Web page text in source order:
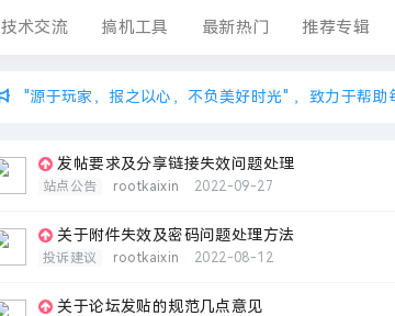
技术交流 搞机工具 最新热门 推荐专辑
"源于玩家，报之以心，不负美好时光" ，致力于帮助
发帖要求及分享链接失效问题处理
站点公告 rootkaixin 2022-09-27
关于附件失效及密码问题处理方法
投诉建议 rootkaixin 2022-08-12
关于论坛发贴的规范几点意见